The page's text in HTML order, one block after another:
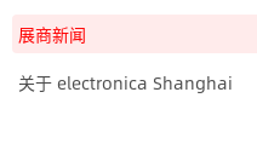
展商新闻
关于 electronica Shanghai